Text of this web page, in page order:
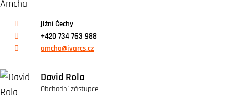
jižní Čechy
+420 734 763 988
amcha@ivarcs.cz
David Rola
Obchodní zástupce